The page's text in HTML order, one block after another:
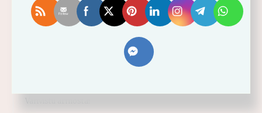
VIIMEISIMMÄT